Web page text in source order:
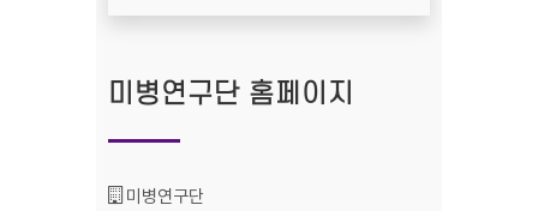
미병연구단 홈페이지
기관명 :
미병연구단